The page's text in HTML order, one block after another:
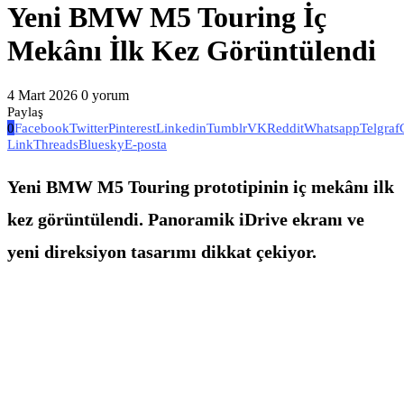
Yeni BMW M5 Touring İç
Mekânı İlk Kez Görüntülendi
4 Mart 2026 0 yorum
Paylaş
0FacebookTwitterPinterestLinkedinTumblrVKRedditWhatsappTelgraf
LinkThreadsBlueskyE-posta
Yeni BMW M5 Touring prototipinin iç mekânı ilk
kez görüntülendi. Panoramik iDrive ekranı ve
yeni direksiyon tasarımı dikkat çekiyor.